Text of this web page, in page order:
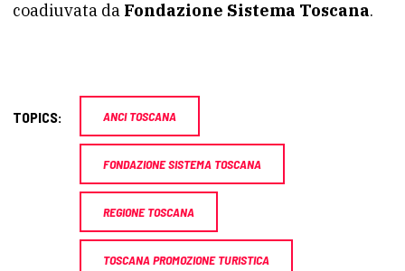
coadiuvata da Fondazione Sistema Toscana.
TOPICS: ANCI TOSCANA
FONDAZIONE SISTEMA TOSCANA
REGIONE TOSCANA
TOSCANA PROMOZIONE TURISTICA